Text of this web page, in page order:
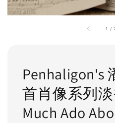
1 /
Penhaligon's
首肖像系列
Much Ado